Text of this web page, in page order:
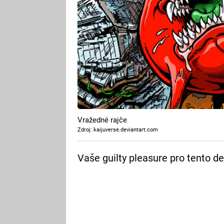
Vražedné rajče
Zdroj: kaijuverse.deviantart.com
Vaše guilty pleasure pro tento